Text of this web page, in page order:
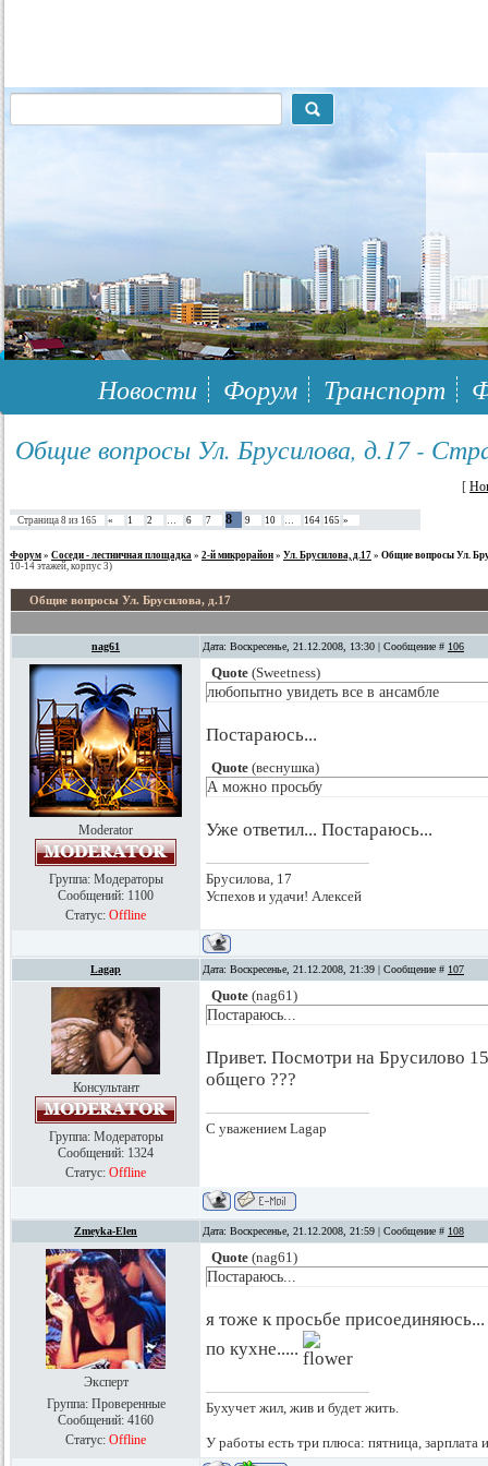
117148, г.Москва, ЮЗАО, муниципальный район Южное Бутово
Новости Форум Транспорт
Общие вопросы Ул. Брусилова, д.17 -
[
Страница 8 из 165 « 1 2 … 6 7 8 9 10 … 164 165 »
Форум » Соседи - лестничная площадка » 2-й микрорайон » Ул. Брусилова, д.17 » Общие вопросы Ул.
10-14 этажей, корпус 3)
Общие вопросы Ул. Брусилова, д.17
nag61 Дата: Воскресенье, 21.12.2008, 13:30 | Сообщение # 106
Moderator
Группа: Модераторы
Сообщений: 1100
Статус: Offline
Quote (Sweetness)
любопытно увидеть все в ансамбле
Постараюсь...
Quote (веснушка)
А можно просьбу
Уже ответил... Постараюсь...
Брусилова, 17
Успехов и удачи! Алексей
Lagap Дата: Воскресенье, 21.12.2008, 21:39 | Сообщение # 107
Консультант
Группа: Модераторы
Сообщений: 1324
Статус: Offline
Quote (nag61)
Постараюсь...
Привет. Посмотри на Брусилово
общего ???
С уважением Lagap
Zmeyka-Elen Дата: Воскресенье, 21.12.2008, 21:59 | Сообщение # 108
Эксперт
Группа: Проверенные
Сообщений: 4160
Статус: Offline
Quote (nag61)
Постараюсь...
я тоже к просьбе
по кухне.....
Бухучет жил, жив и будет жить.
У работы есть три плюса: пятница, зарплата